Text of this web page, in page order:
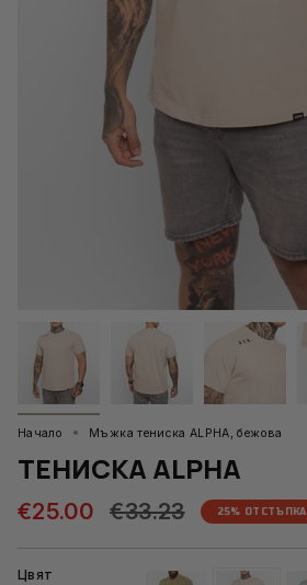
Начало Мъжка тениска ALPHA, бежова
ТЕНИСКА ALPHA
€25.00 Редовна
€33.23 25% ОТСТЪПКА
Цвят